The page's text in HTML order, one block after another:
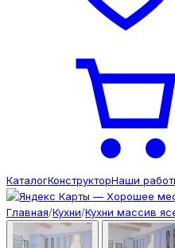
КаталогКонструкторНаши
Главная/Кухни/Кухни массив